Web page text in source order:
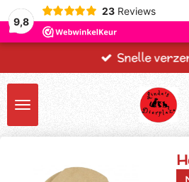
9,8
23 Reviews
Snelle